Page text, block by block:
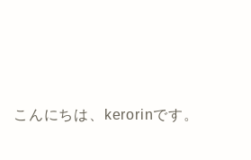
こんにちは、kerorinです。